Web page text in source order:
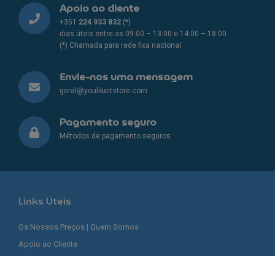
Apoio ao cliente
+351 224 933 832 (*)
dias úteis entre as 09:00 – 13:00 e 14:00 – 18:00
(*) Chamada para rede fixa nacional
Envie-nos uma mensagem
geral@youlikeitstore.com
Pagamento seguro
Métodos de pagamento seguros
Links Úteis
Os Nossos Preços | Quem Somos
Apoio ao Cliente